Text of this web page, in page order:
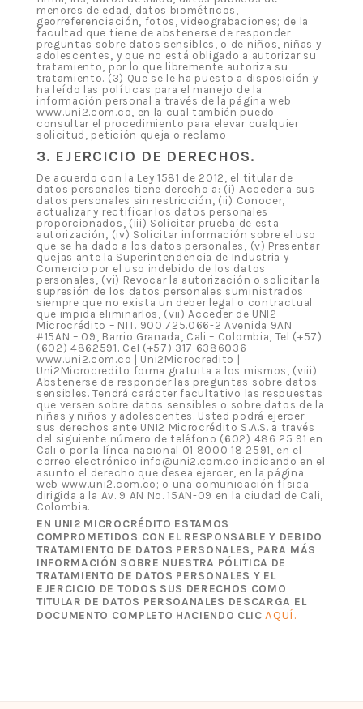
menores de edad, datos biométricos,
georreferenciación, fotos, videograbaciones; de la
facultad que tiene de abstenerse de responder
preguntas sobre datos sensibles, o de niños, niñas y
adolescentes, y que no está obligado a autorizar su
tratamiento, por lo que libremente autoriza su
tratamiento. (3) Que se le ha puesto a disposición y
ha leído las políticas para el manejo de la
información personal a través de la página web
www.uni2.com.co, en la cual también puedo
consultar el procedimiento para elevar cualquier
solicitud, petición queja o reclamo
3. EJERCICIO DE DERECHOS.
De acuerdo con la Ley 1581 de 2012, el titular de
datos personales tiene derecho a: (i) Acceder a sus
datos personales sin restricción, (ii) Conocer,
actualizar y rectificar los datos personales
proporcionados, (iii) Solicitar prueba de esta
autorización, (iv) Solicitar información sobre el uso
que se ha dado a los datos personales, (v) Presentar
quejas ante la Superintendencia de Industria y
Comercio por el uso indebido de los datos
personales, (vi) Revocar la autorización o solicitar la
supresión de los datos personales suministrados
siempre que no exista un deber legal o contractual
que impida eliminarlos, (vii) Acceder de UNI2
Microcrédito – NIT. 900.725.066-2 Avenida 9AN
#15AN – 09, Barrio Granada, Cali – Colombia, Tel (+57)
(602) 4862591. Cel (+57) 317 6386036
www.uni2.com.co | Uni2Microcredito |
Uni2Microcredito forma gratuita a los mismos, (viii)
Abstenerse de responder las preguntas sobre datos
sensibles. Tendrá carácter facultativo las respuestas
que versen sobre datos sensibles o sobre datos de la
niñas y niños y adolescentes. Usted podrá ejercer
sus derechos ante UNI2 Microcrédito S.A.S. a través
del siguiente número de teléfono (602) 486 25 91 en
Cali o por la línea nacional 01 8000 18 2591, en el
correo electrónico info@uni2.com.co indicando en el
asunto el derecho que desea ejercer, en la página
web www.uni2.com.co; o una comunicación física
dirigida a la Av. 9 AN No. 15AN-09 en la ciudad de Cali,
Colombia.
EN UNI2 MICROCRÉDITO ESTAMOS
COMPROMETIDOS CON EL RESPONSABLE Y DEBIDO
TRATAMIENTO DE DATOS PERSONALES, PARA MÁS
INFORMACIÓN SOBRE NUESTRA PÓLITICA DE
TRATAMIENTO DE DATOS PERSONALES Y EL
EJERCICIO DE TODOS SUS DERECHOS COMO
TITULAR DE DATOS PERSOANALES DESCARGA EL
DOCUMENTO COMPLETO HACIENDO CLICAQUÍ.